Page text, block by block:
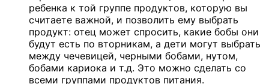
ребенка к той группе продуктов, которую вы
считаете важной, и позволить ему выбрать
продукт: отец может спросить, какие бобы они
будут есть по вторникам, а дети могут выбрать
между чечевицей, черными бобами, нутом,
бобами кариока и т.д. Это можно сделать со
всеми группами продуктов питания.